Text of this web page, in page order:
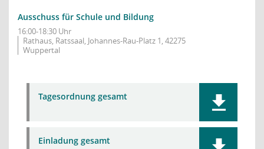
Ausschuss für Schule und Bildung
16:00-18:30 Uhr
Rathaus, Ratssaal, Johannes-Rau-Platz 1, 42275
Wuppertal
Tagesordnung gesamt
Einladung gesamt